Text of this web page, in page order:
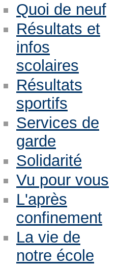
Quoi de neuf
Résultats et
infos
scolaires
Résultats
sportifs
Services de
garde
Solidarité
Vu pour vous
L'après
confinement
La vie de
notre école